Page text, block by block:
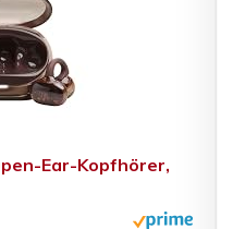
Ear-Kopfhörer,